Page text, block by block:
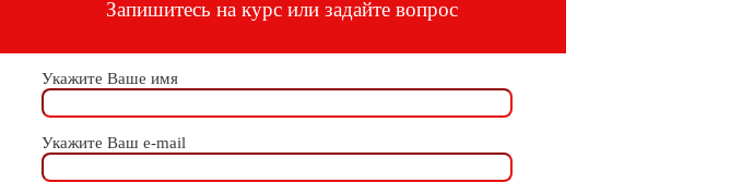
Запишитесь на курс или задайте вопрос
Укажите Ваше имя
Укажите Ваш e-mail